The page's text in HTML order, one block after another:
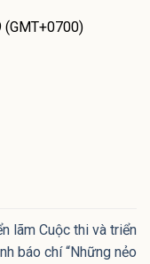
lãm Cuộc thi và triển
báo chí “Những nẻo